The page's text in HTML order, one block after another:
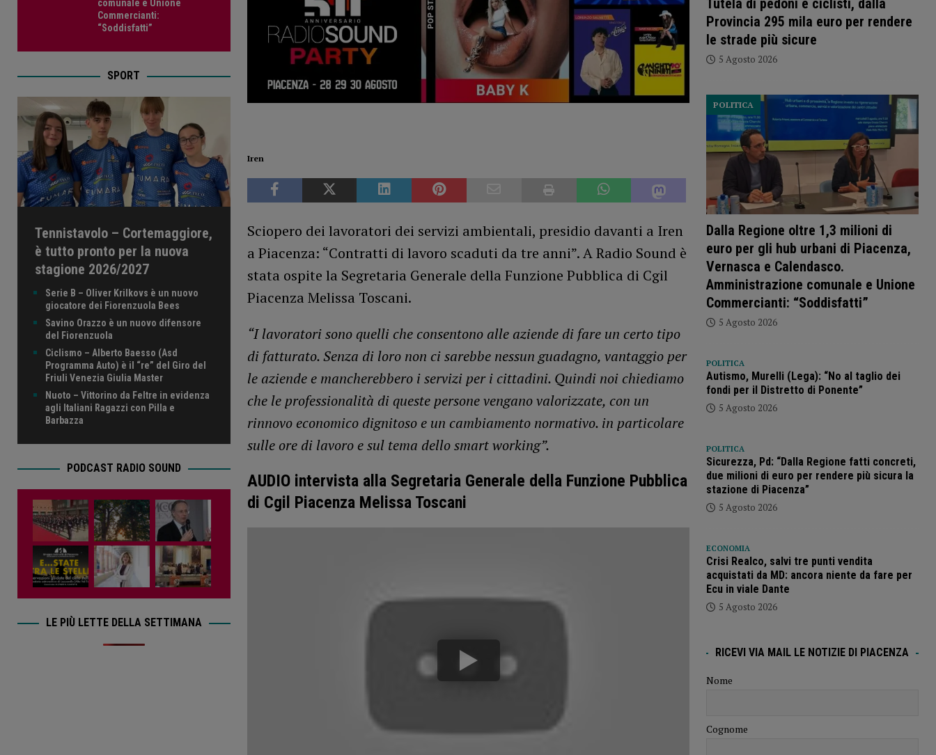
Iren
Sciopero dei lavoratori dei servizi ambientali, presidio davanti a Iren
a Piacenza: “Contratti di lavoro scaduti da tre anni”. A Radio Sound è
stata ospite la Segretaria Generale della Funzione Pubblica di Cgil
Piacenza Melissa Toscani.
“I lavoratori sono quelli che consentono alle aziende di fare un certo tipo
di fatturato. Senza di loro non ci sarebbe nessun guadagno, vantaggio per
le aziende e mancherebbero i servizi per i cittadini. Quindi noi chiediamo
che le professionalità di queste persone vengano valorizzate, con un
rinnovo economico dignitoso e un cambiamento normativo. in particolare
sulle ore di lavoro e sul tema dello smart working”.
AUDIO intervista alla Segretaria Generale della Funzione Pubblica
di Cgil Piacenza Melissa Toscani
comunale e Unione
Commercianti:
“Soddisfatti”
SPORT
Tennistavolo – Cortemaggiore,
è tutto pronto per la nuova
stagione 2026/2027
Serie B – Oliver Krilkovs è un nuovo
giocatore dei Fiorenzuola Bees
Savino Orazzo è un nuovo difensore
del Fiorenzuola
Ciclismo – Alberto Baesso (Asd
Programma Auto) è il “re” del Giro del
Friuli Venezia Giulia Master
Nuoto – Vittorino da Feltre in evidenza
agli Italiani Ragazzi con Pilla e
Barbazza
PODCAST RADIO SOUND
LE PIÙ LETTE DELLA SETTIMANA
Tutela di pedoni e ciclisti, dalla
Provincia 295 mila euro per rendere
le strade più sicure
5 Agosto 2026
Dalla Regione oltre 1,3 milioni di
euro per gli hub urbani di Piacenza,
Vernasca e Calendasco.
Amministrazione comunale e Unione
Commercianti: “Soddisfatti”
POLITICA
5 Agosto 2026
POLITICA
Autismo, Murelli (Lega): “No al taglio dei
fondi per il Distretto di Ponente”
5 Agosto 2026
POLITICA
Sicurezza, Pd: “Dalla Regione fatti concreti,
due milioni di euro per rendere più sicura la
stazione di Piacenza”
5 Agosto 2026
ECONOMIA
Crisi Realco, salvi tre punti vendita
acquistati da MD: ancora niente da fare per
Ecu in viale Dante
5 Agosto 2026
RICEVI VIA MAIL LE NOTIZIE DI PIACENZA
Nome
Cognome